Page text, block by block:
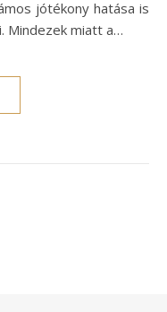
jótékony hatása is
Mindezek miatt a…